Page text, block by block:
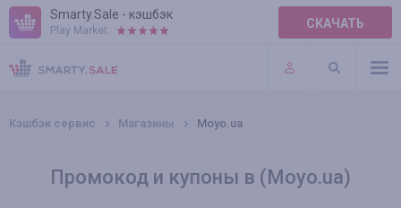
Smarty.Sale - кэшбэк
Play Market: СКАЧАТЬ
ПРАВИЛА
ПЛАГИНЫ
Кэшбэк сервис Магазины Moyo.ua
Промокод и купоны в (Moyo.ua)